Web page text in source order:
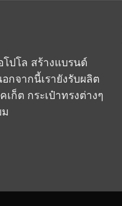
โปโล สร้างแบรนด์
กจากนี้เรายังรับผลิต
ก็ต กระเป๋าทรงต่างๆ